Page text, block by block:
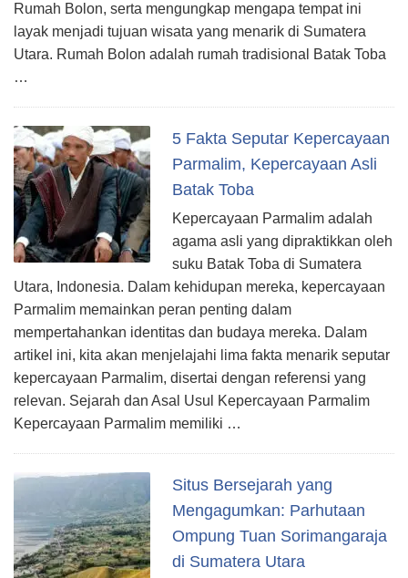
Rumah Bolon, serta mengungkap mengapa tempat ini
layak menjadi tujuan wisata yang menarik di Sumatera
Utara. Rumah Bolon adalah rumah tradisional Batak Toba
…
5 Fakta Seputar Kepercayaan
Parmalim, Kepercayaan Asli
Batak Toba
Kepercayaan Parmalim adalah
agama asli yang dipraktikkan oleh
suku Batak Toba di Sumatera
Utara, Indonesia. Dalam kehidupan mereka, kepercayaan
Parmalim memainkan peran penting dalam
mempertahankan identitas dan budaya mereka. Dalam
artikel ini, kita akan menjelajahi lima fakta menarik seputar
kepercayaan Parmalim, disertai dengan referensi yang
relevan. Sejarah dan Asal Usul Kepercayaan Parmalim
Kepercayaan Parmalim memiliki …
Situs Bersejarah yang
Mengagumkan: Parhutaan
Ompung Tuan Sorimangaraja
di Sumatera Utara